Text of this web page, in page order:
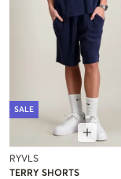
SALE
RYVLS
TERRY SHORTS